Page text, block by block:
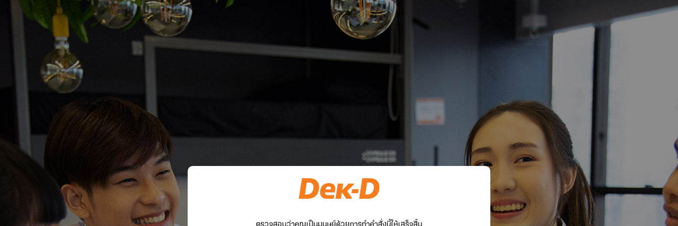
ตรวจสอบว่าคุณเป็นมนุษย์ด้วยการทำคำสั่งนี้ให้เสร็จสิ้น